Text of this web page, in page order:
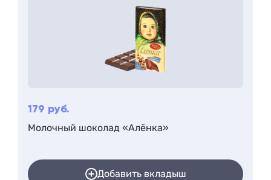
179 руб.
Молочный шоколад «Алёнка»
Добавить вкладыш